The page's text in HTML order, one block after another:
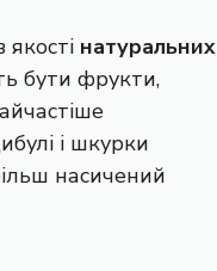
натуральних
бути фрукти,
і шкурки
насичений